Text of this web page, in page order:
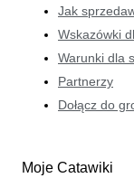
Jak
Wskazówki
Warunki dla
Partnerzy
Dołącz do
Moje Catawiki